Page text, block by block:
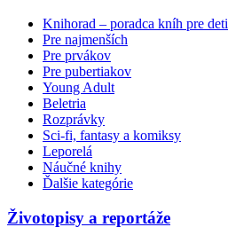
Knihorad – poradca kníh pre deti
Pre najmenších
Pre prvákov
Pre pubertiakov
Young Adult
Beletria
Rozprávky
Sci-fi, fantasy a komiksy
Leporelá
Náučné knihy
Ďalšie kategórie
Životopisy a reportáže